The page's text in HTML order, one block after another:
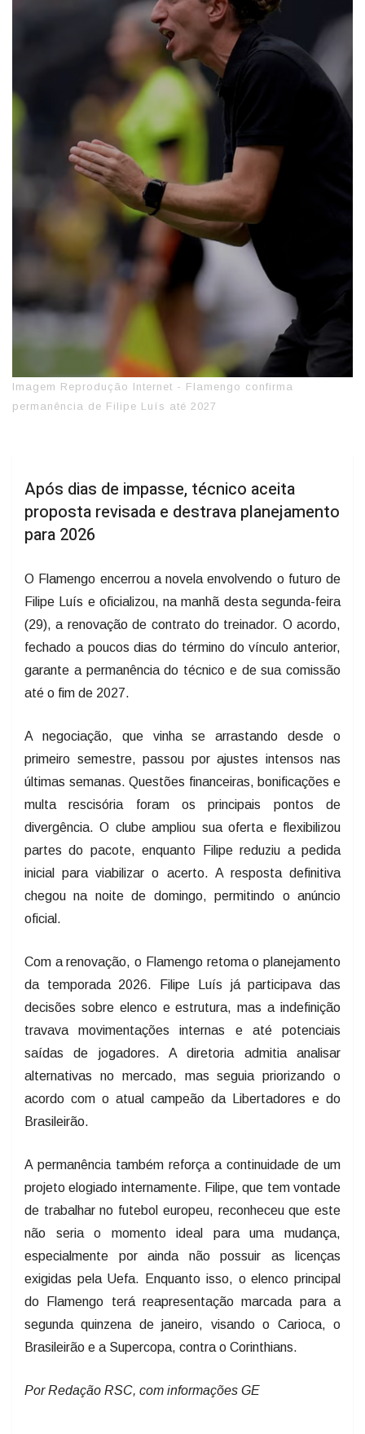
Imagem Reprodução Internet - Flamengo confirma
permanência de Filipe Luís até 2027
Após dias de impasse, técnico aceita
proposta revisada e destrava planejamento
para 2026
O Flamengo encerrou a novela envolvendo o futuro de
Filipe Luís e oficializou, na manhã desta segunda-feira
(29), a renovação de contrato do treinador. O acordo,
fechado a poucos dias do término do vínculo anterior,
garante a permanência do técnico e de sua comissão
até o fim de 2027.
A negociação, que vinha se arrastando desde o
primeiro semestre, passou por ajustes intensos nas
últimas semanas. Questões financeiras, bonificações e
multa rescisória foram os principais pontos de
divergência. O clube ampliou sua oferta e flexibilizou
partes do pacote, enquanto Filipe reduziu a pedida
inicial para viabilizar o acerto. A resposta definitiva
chegou na noite de domingo, permitindo o anúncio
oficial.
Com a renovação, o Flamengo retoma o planejamento
da temporada 2026. Filipe Luís já participava das
decisões sobre elenco e estrutura, mas a indefinição
travava movimentações internas e até potenciais
saídas de jogadores. A diretoria admitia analisar
alternativas no mercado, mas seguia priorizando o
acordo com o atual campeão da Libertadores e do
Brasileirão.
A permanência também reforça a continuidade de um
projeto elogiado internamente. Filipe, que tem vontade
de trabalhar no futebol europeu, reconheceu que este
não seria o momento ideal para uma mudança,
especialmente por ainda não possuir as licenças
exigidas pela Uefa. Enquanto isso, o elenco principal
do Flamengo terá reapresentação marcada para a
segunda quinzena de janeiro, visando o Carioca, o
Brasileirão e a Supercopa, contra o Corinthians.
Por Redação RSC, com informações GE